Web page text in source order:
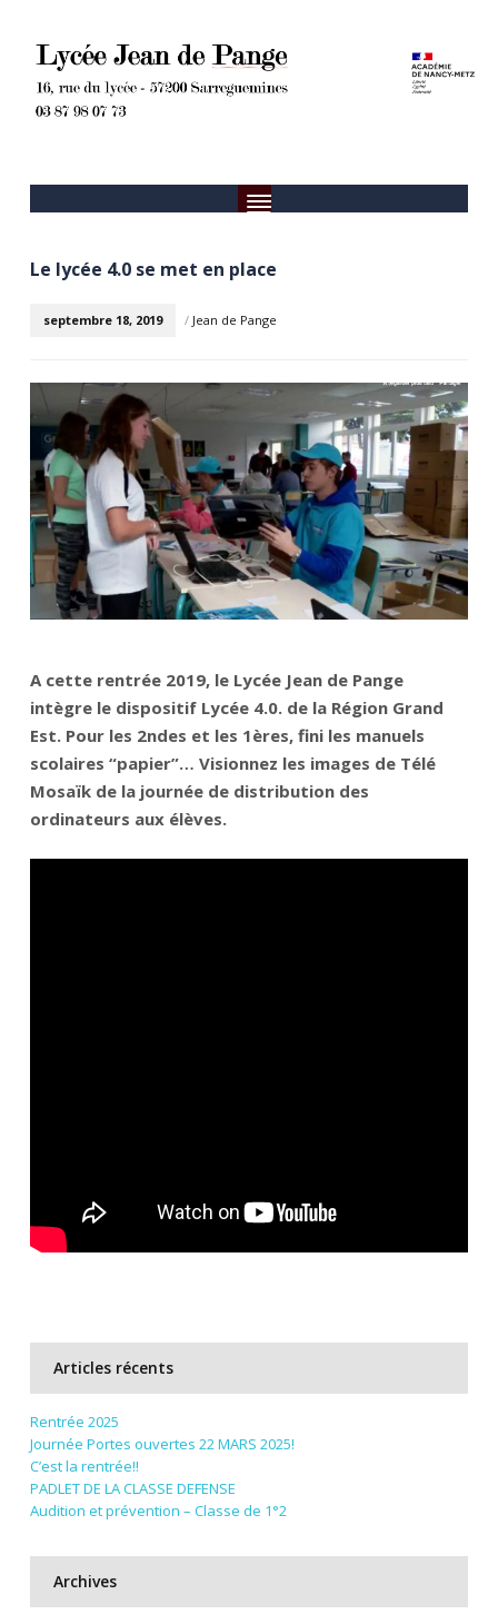
Le lycée 4.0 se met en place
septembre 18, 2019 / Jean de Pange
A cette rentrée 2019, le Lycée Jean de Pange
intègre le dispositif Lycée 4.0. de la Région Grand
Est. Pour les 2ndes et les 1ères, fini les manuels
scolaires “papier”… Visionnez les images de Télé
Mosaïk de la journée de distribution des
ordinateurs aux élèves.
Articles récents
Rentrée 2025
Journée Portes ouvertes 22 MARS 2025!
C’est la rentrée!!
PADLET DE LA CLASSE DEFENSE
Audition et prévention – Classe de 1°2
Archives